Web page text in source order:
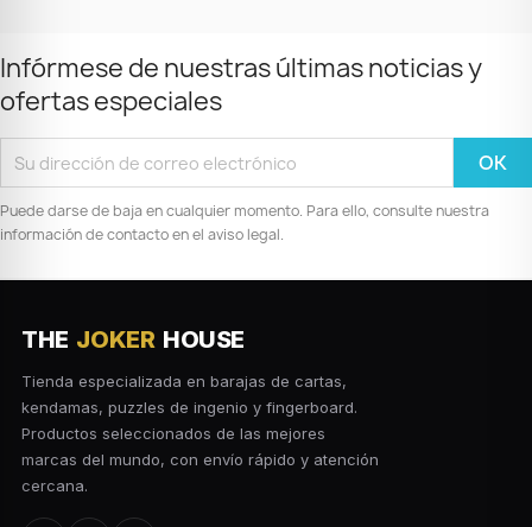
Infórmese de nuestras últimas noticias y
ofertas especiales
Puede darse de baja en cualquier momento. Para ello, consulte nuestra
información de contacto en el aviso legal.
THE JOKER HOUSE
Tienda especializada en barajas de cartas,
kendamas, puzzles de ingenio y fingerboard.
Productos seleccionados de las mejores
marcas del mundo, con envío rápido y atención
cercana.